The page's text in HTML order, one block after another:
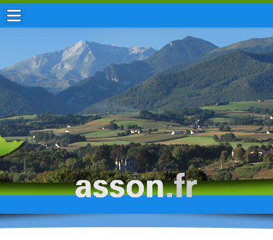
ACCUEIL / INFOS
MUNICIPALITÉ
VIE LOCALE
ENFANCE
TOURISME
HISTOIRE